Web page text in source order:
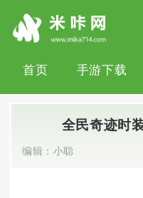
首页 手游下载
全民奇迹时
编辑： 小聪